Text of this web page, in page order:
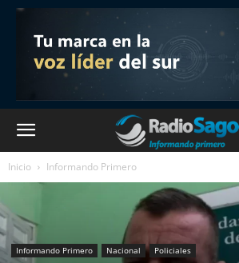
Inicio Informando Primero
Informando Primero Nacional Policiales